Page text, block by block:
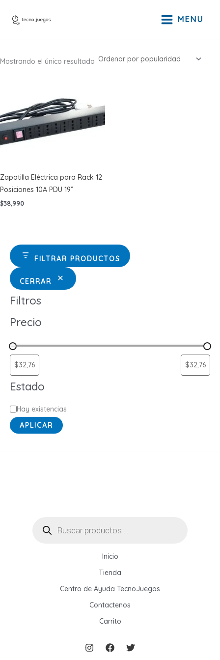
MENU
FILTRAR PRODUCTOS
CERRAR
Filtros
Precio
Estado
E
s
a
Hay existencias
APLICAR
Mostrando el único resultado
Zapatilla Eléctrica para Rack 12
Posiciones 10A PDU 19”
$38,990
productos
Inicio
Tienda
Centro de Ayuda TecnoJuegos
Contactenos
Carrito